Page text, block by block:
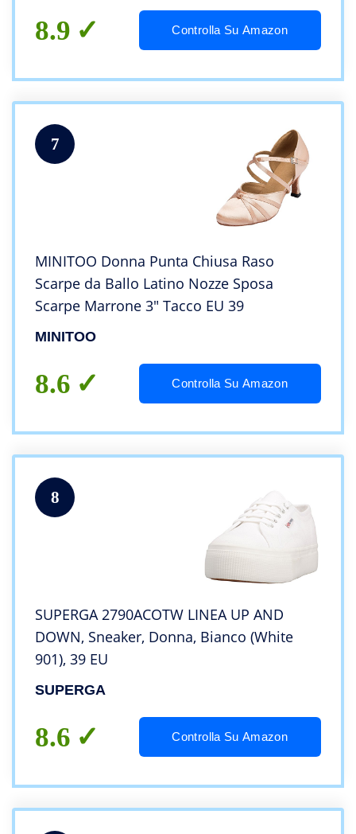
8.9 Controlla Su Amazon
7
MINITOO Donna Punta Chiusa Raso
Scarpe da Ballo Latino Nozze Sposa
Scarpe Marrone 3″ Tacco EU 39
MINITOO
8.6 Controlla Su Amazon
8
SUPERGA 2790ACOTW LINEA UP AND
DOWN, Sneaker, Donna, Bianco (White
901), 39 EU
SUPERGA
8.6 Controlla Su Amazon